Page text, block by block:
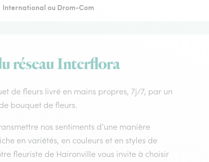
International ou Drom-Com
réseau Interflora
de fleurs livré en mains propres, 7j/7, par un
bouquet de fleurs.
nos sentiments d’une manière
en variétés, en couleurs et en styles de
fleuriste de Haironville vous invite à choisir